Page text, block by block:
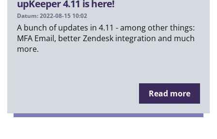
upKeeper 4.11 is here!
Datum: 2022-08-15 10:02
A bunch of updates in 4.11 - among other things:
MFA Email, better Zendesk integration and much
more.
Read more